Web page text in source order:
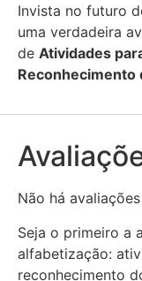
Invista no futuro
uma verdadeira
de Atividades
Reconhecimento
Não há
Seja o primeiro a
alfabetização:
reconhecimento